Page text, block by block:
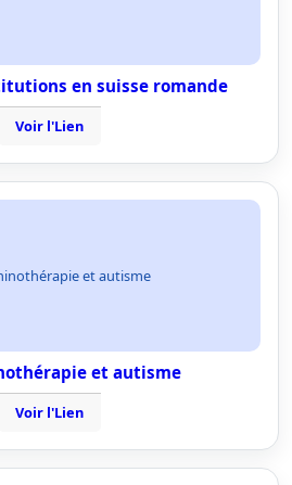
en suisse romande
Voir l'Lien
et autisme
et autisme
Voir l'Lien